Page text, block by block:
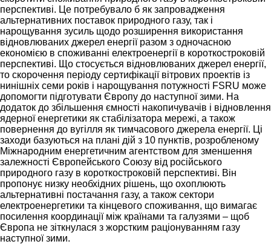
перспективі. Це потребувало б як запровадження
альтернативних поставок природного газу, так і
нарощування зусиль щодо розширення використання
відновлюваних джерел енергії разом з одночасною
економією в споживанні електроенергії в короткостроковій
перспективі. Що стосується відновлюваних джерел енергії,
то скорочення періоду сертифікації вітрових проектів із
нинішніх семи років і нарощування потужності FSRU може
допомогти підготувати Європу до наступної зими. На
додаток до збільшення ємності накопичувачів і відновлення
ядерної енергетики як стабілізатора мережі, а також
повернення до вугілля як тимчасового джерела енергії. Ці
заходи базуються на плані дій з 10 пунктів, розробленому
Міжнародним енергетичним агентством для зменшення
залежності Європейського Союзу від російського
природного газу в короткостроковій перспективі. Він
пропонує низку необхідних рішень, що охоплюють
альтернативні постачання газу, а також сектори
електроенергетики та кінцевого споживання, що вимагає
посилення координації між країнами та галузями – щоб
Європа не зіткнулася з жорстким раціонуванням газу
наступної зими.